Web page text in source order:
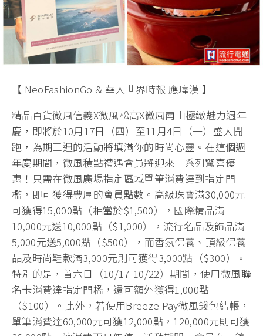
【 NeoFashionGo & 華人世界時報 應瑋漢 】
精品百貨微風信義X微風松高X微風南山極緻魅力週年
慶，即將於10月17日（四）至11月4日（一）盛大開
跑，為期三週的活動將填滿你的時尚心靈。在這個週
年慶期間，微風積點禮遇會員將迎來一系列驚喜優
惠！只需在微風廣場指定區域單筆消費達到指定門
檻，即可獲得豐厚的會員點數。高級珠寶滿30,000元
可獲得15,000點（相當於$1,500），國際精品滿
10,000元送10,000點（$1,000），流行名品及飾品滿
5,000元送5,000點（$500），而香氛保養、頂級保養
品及時尚鞋款滿3,000元則可獲得3,000點（$300）。
特別的是，首六日（10/17-10/22）期間，使用微風聯
名卡消費達指定門檻，還可額外獲得1,000點
（$100）。此外，若使用Breeze Pay微風錢包結帳，
單筆消費達60,000元可獲12,000點，120,000元則可獲